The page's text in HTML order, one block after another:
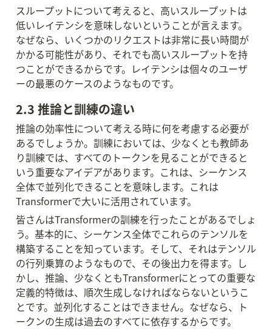
スループットについて考えると、高いスループットは
低いレイテンシを意味しないということが言えます。
なぜなら、いくつかのリクエストは非常に長い時間が
かかる可能性があり、それでも高いスループットを持
つことができるからです。レイテンシは個々のユーザ
ーの最悪のケースのようなものです。
2.3 推論と訓練の違い
推論の効率性について考える時に何を考慮する必要が
あるでしょうか。訓練においては、少なくとも教師あ
り訓練では、すべてのトークンを見ることができると
いう重要なアイデアがあります。これは、シーケンス
全体で並列化できることを意味します。これは
Transformerで大いに活用されています。
皆さんはTransformerの訓練を行ったことがあるでしょ
う。基本的に、シーケンス全体でこれらのテンソルを
構築することを知っています。そして、それはテンソル
の行列乗算のようなもので、その後出力を得ます。し
かし、推論、少なくともTransformerにとっての重要な
定義的特徴は、順次生成しなければならないというこ
とです。並列化することはできません。なぜなら、ト
ークンの生成は過去のすべてに依存するからです。